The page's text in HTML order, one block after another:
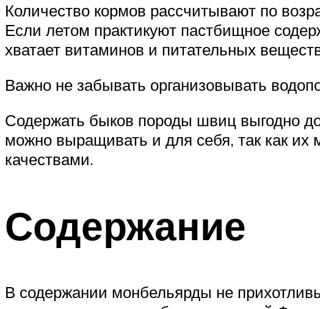
Количество кормов рассчитывают по
Если летом практикуют пастбищное
хватает витаминов и питательных
Важно не забывать организовывать
Содержать быков породы швиц выгодно
можно выращивать и для себя, так как
качествами.
Содержание
В содержании монбельярды не